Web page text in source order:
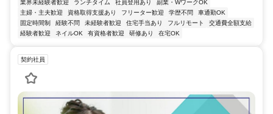
業界未経験者歓迎 ランチタイム 社員登用あり
副業・WワークOK
主婦・主夫歓迎
資格取得支援あり フリーター歓迎 学歴不問
車通勤OK
固定時間制
経験不問 未経験者歓迎 住宅手当あり フルリモート
交通費全額支給
経験者歓迎
ネイルOK 有資格者歓迎 研修あり 在宅OK
契約社員